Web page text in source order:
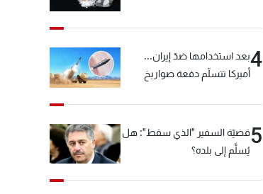
4بعد استخدامها ضدّ إيران...
أميركا تتسلّم دفعة صواريخ
5قضيّة السفير "الذي سقط": هل
يُسلَّم إلى بلده؟